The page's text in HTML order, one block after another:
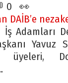
0 👀
DAİB’e
Adamları
Yavuz
üyeleri,